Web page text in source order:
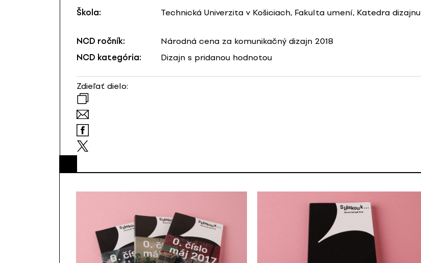
Škola: Technická Univerzita v Košiciach, Fakulta umení, Katedra dizajnu
NCD ročník:
Národná cena za komunikačný dizajn 2018
NCD kategória:
Dizajn s pridanou hodnotou
Zdieľať dielo: